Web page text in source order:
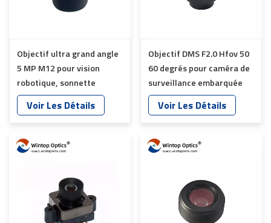
Objectif ultra grand angle
5 MP M12 pour vision
robotique, sonnette
intelligente et caméra
automobile YT-5760-C1
Voir Les Détails
Objectif DMS F2.0 Hfov 50
60 degrés pour caméra de
surveillance embarquée
YT-7613-A7
Voir Les Détails